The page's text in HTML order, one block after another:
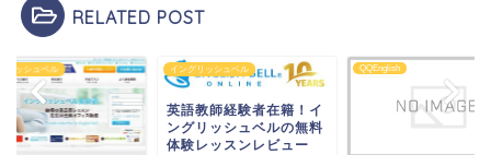
RELATED POST
リッシュベル イングリッシュベル
英語教師経験者在籍！イ
ングリッシュベルの無料
体験レッスンレビュー
QQEnglish